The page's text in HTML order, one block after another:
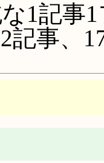
1記事
記事、